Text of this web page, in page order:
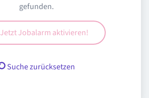
gefunden.
Jetzt Jobalarm aktivieren!
Suche zurücksetzen